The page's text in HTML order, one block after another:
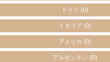
ドイツ(0)
イタリア(0)
アメリカ(0)
アルゼンチン(0)